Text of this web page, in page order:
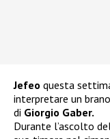
Jefeo questa
interpretare un
di Giorgio Gaber.
Durante l’ascolto